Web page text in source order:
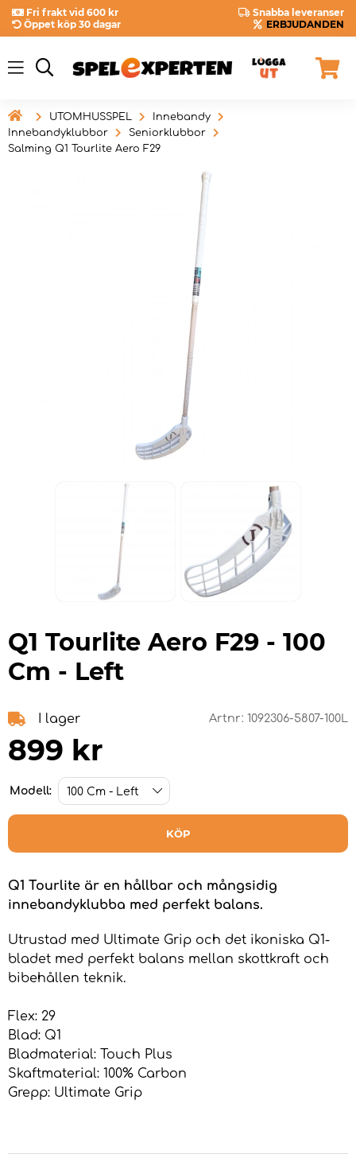
Fri frakt vid 600 kr
Snabba leveranser
Öppet köp 30 dagar
ERBJUDANDEN
 UTOMHUSSPEL
Innebandy
Innebandyklubbor
Seniorklubbor
Salming Q1 Tourlite Aero F29
Q1 Tourlite Aero F29 - 100
Cm - Left
I lager Artnr: 1092306-5807-100L
899 kr
Modell:
KÖP
Q1 Tourlite är en hållbar och mångsidig
innebandyklubba med perfekt balans.
Utrustad med Ultimate Grip och det ikoniska Q1-
bladet med perfekt balans mellan skottkraft och
bibehållen teknik.
Flex: 29
Blad: Q1
Bladmaterial: Touch Plus
Skaftmaterial: 100% Carbon
Grepp: Ultimate Grip